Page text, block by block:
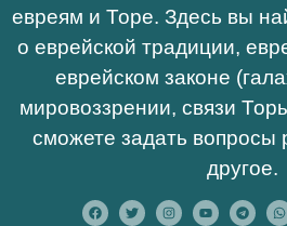
евреям и Торе. Здесь вы
о еврейской традиции,
еврейском законе
мировоззрении, связи
сможете задать вопросы
другое.